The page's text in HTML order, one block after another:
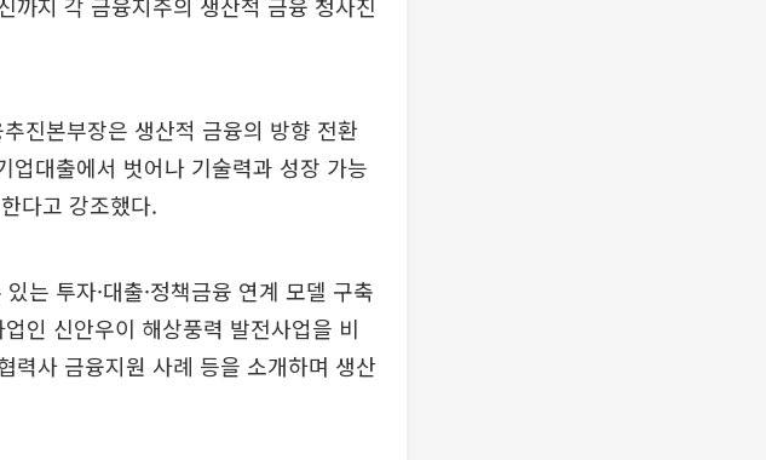
진본부장은 생산적 금융의 방향 전환
업대출에서 벗어나 기술력과 성장 가능
다고 강조했다.
는 투자·대출·정책금융 연계 모델 구축
인 신안우이 해상풍력 발전사업을 비
력사 금융지원 사례 등을 소개하며 생산